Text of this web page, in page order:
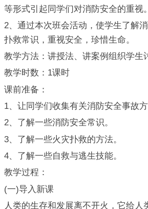
等形式引起同学们对消防安全的重视。
2、通过本次班会活动，使学生了解
扑救常识，重视安全，珍惜生命。
教学方法：讲授法、讲案例组织学生
教学时数：1课时
课前准备：
1、让同学们收集有关消防安全事故方
2、了解一些消防安全常识。
3、了解一些火灾扑救的方法。
4、了解一些自救与逃生技能。
教学过程：
(一)导入新课
人类的生存和发展离不开火，它给人